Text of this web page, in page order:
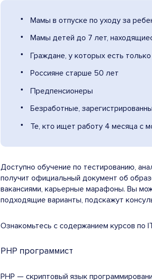
Мамы в отпуске по уходу за
Мамы детей до 7 лет,
Граждане, у которых есть
Россияне старше 50 лет
Предпенсионеры
Безработные,
Те, кто ищет работу 4 месяца с
Доступно обучение по тестированию,
получит официальный документ об
вакансиями, карьерные марафоны. Вы
подходящие варианты, подскажут
Ознакомьтесь с содержанием курсов по
PHP программист
PHP — скриптовый язык